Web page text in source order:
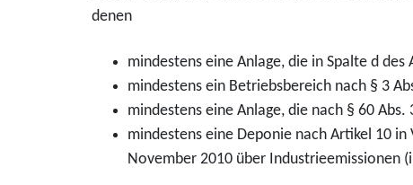
denen
mindestens eine Anlage, die in Spalte d
mindestens ein Betriebsbereich nach § 3
mindestens eine Anlage, die nach § 60
mindestens eine Deponie nach Artikel 10
November 2010 über Industrieemissionen